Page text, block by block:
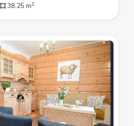
38.25 m2